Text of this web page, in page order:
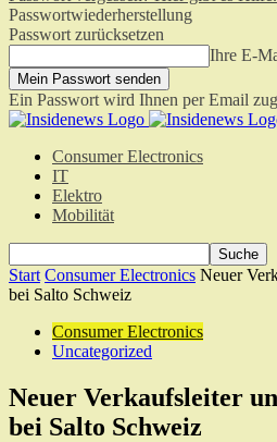
Passwortwiederherstellung
Passwort zurücksetzen
Ihre E-
Ein Passwort wird Ihnen per Email
Consumer Electronics
IT
Elektro
Mobilität
Start Consumer Electronics Neuer
bei Salto Schweiz
Consumer Electronics
Uncategorized
Neuer Verkaufsleiter
bei Salto Schweiz